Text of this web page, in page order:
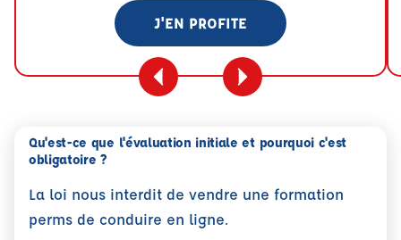
J'EN PROFITE
Qu'est-ce que l'évaluation initiale et pourquoi c'est
obligatoire ?
La loi nous interdit de vendre une formation
perms de conduire en ligne.